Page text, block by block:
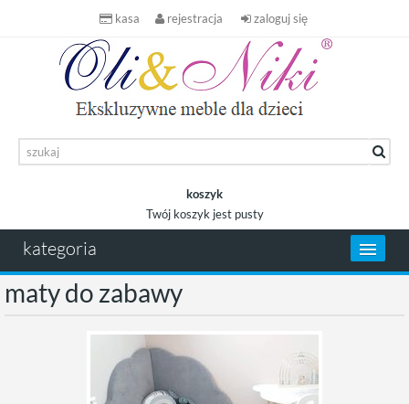
kasa rejestracja zaloguj się
koszyk
Twój koszyk jest pusty
kategoria
maty do zabawy